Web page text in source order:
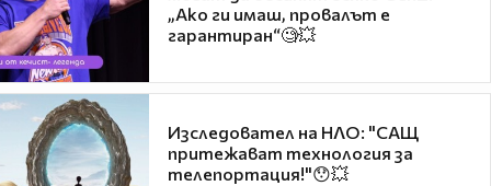
„Ако ги имаш, провалът е
гарантиран“🧐💥
Изследовател на НЛО: "САЩ
притежават технология за
телепортация!"😯💥